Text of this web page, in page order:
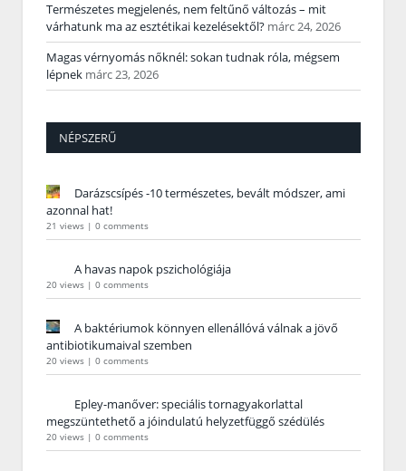
Természetes megjelenés, nem feltűnő változás – mit
várhatunk ma az esztétikai kezelésektől? márc 24, 2026
Magas vérnyomás nőknél: sokan tudnak róla, mégsem
lépnek márc 23, 2026
NÉPSZERŰ
Darázscsípés -10 természetes, bevált módszer, ami
azonnal hat!
21 views | 0 comments
A havas napok pszichológiája
20 views | 0 comments
A baktériumok könnyen ellenállóvá válnak a jövő
antibiotikumaival szemben
20 views | 0 comments
Epley-manőver: speciális tornagyakorlattal
megszüntethető a jóindulatú helyzetfüggő szédülés
20 views | 0 comments